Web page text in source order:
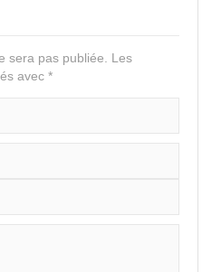
sera pas publiée.
Les
avec*